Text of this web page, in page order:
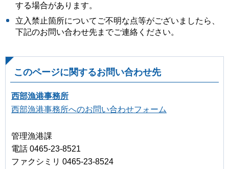
する場合があります。
立入禁止箇所についてご不明な点等がございましたら、
下記のお問い合わせ先までご連絡ください。
このページに関するお問い合わせ先
西部漁港事務所
西部漁港事務所へのお問い合わせフォーム
管理漁港課
電話 0465-23-8521
ファクシミリ 0465-23-8524